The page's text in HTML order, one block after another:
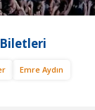
Biletleri
Emre Aydın